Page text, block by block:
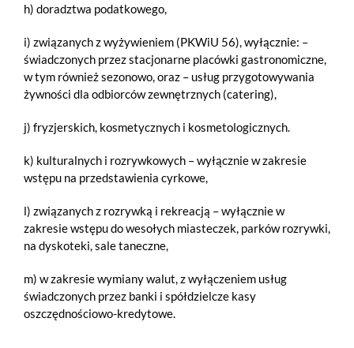
h) doradztwa podatkowego,
i) związanych z wyżywieniem (PKWiU 56), wyłącznie: –
świadczonych przez stacjonarne placówki gastronomiczne,
w tym również sezonowo, oraz – usług przygotowywania
żywności dla odbiorców zewnętrznych (catering),
j) fryzjerskich, kosmetycznych i kosmetologicznych.
k) kulturalnych i rozrywkowych – wyłącznie w zakresie
wstępu na przedstawienia cyrkowe,
l) związanych z rozrywką i rekreacją – wyłącznie w
zakresie wstępu do wesołych miasteczek, parków rozrywki,
na dyskoteki, sale taneczne,
m) w zakresie wymiany walut, z wyłączeniem usług
świadczonych przez banki i spółdzielcze kasy
oszczędnościowo-kredytowe.